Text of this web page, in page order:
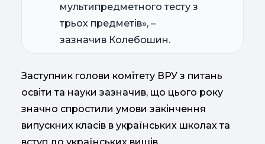
мультипредметного тесту з
трьох предметів», –
зазначив Колебошин.
Заступник голови комітету ВРУ з питань
освіти та науки зазначив, що цього року
значно спростили умови закінчення
випускних класів в українських школах та
вступ до українських вишів.